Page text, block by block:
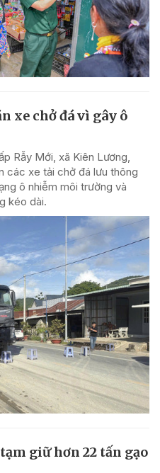
xe chở đá vì gây ô
Rẫy Mới, xã Kiên Lương,
các xe tải chở đá lưu thông
ô nhiễm môi trường và
kéo dài.
giữ hơn 22 tấn gạo